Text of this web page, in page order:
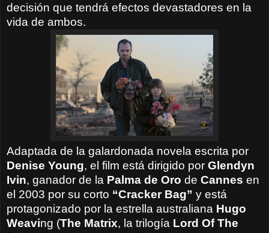
decisión que tendrá efectos devastadores en la
vida de ambos.
Adaptada de la galardonada novela escrita por
Denise Young, el film está dirigido por Glendyn
Ivin, ganador de la Palma de Oro de Cannes en
el 2003 por su corto “Cracker Bag” y está
protagonizado por la estrella australiana Hugo
Weaving (The Matrix, la trilogía Lord Of The